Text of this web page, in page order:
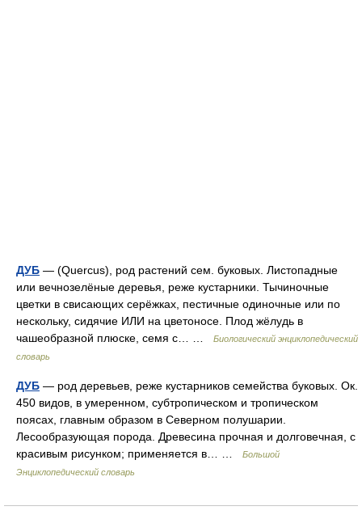
ДУБ — (Quercus), род растений сем. буковых. Листопадные
или вечнозелёные деревья, реже кустарники. Тычиночные
цветки в свисающих серёжках, пестичные одиночные или по
нескольку, сидячие ИЛИ на цветоносе. Плод жёлудь в
чашеобразной плюске, семя с… …
Биологический энциклопедический
словарь
ДУБ — род деревьев, реже кустарников семейства буковых. Ок.
450 видов, в умеренном, субтропическом и тропическом
поясах, главным образом в Северном полушарии.
Лесообразующая порода. Древесина прочная и долговечная, с
красивым рисунком; применяется в… …
Большой
Энциклопедический словарь